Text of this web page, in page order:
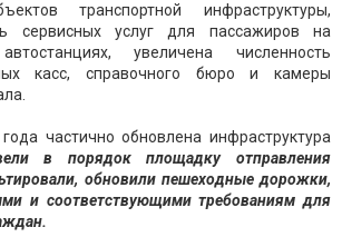
транспортной инфраструктуры,
сервисных услуг для пассажиров на
увеличена численность
касс, справочного бюро и камеры
частично обновлена инфраструктура
в порядок площадку отправления
обновили пешеходные дорожки,
и соответствующими требованиям для